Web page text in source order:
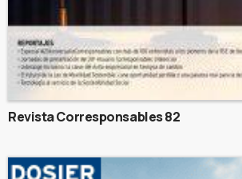
Revista Corresponsables 82